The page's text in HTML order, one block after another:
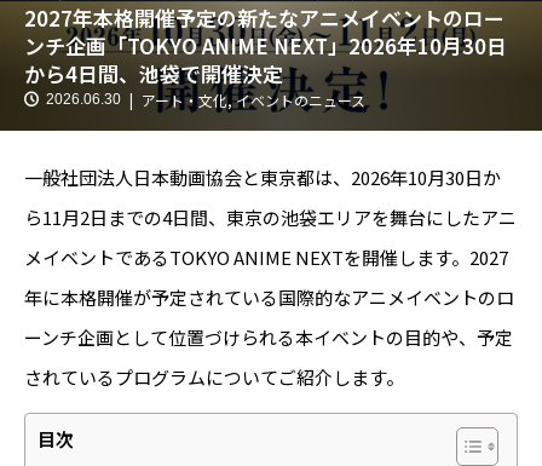
2027年本格開催予定の新たなアニメイベントのロー
ンチ企画「TOKYO ANIME NEXT」2026年10月30日
から4日間、池袋で開催決定
2026.06.30 アート・文化,イベントのニュース
一般社団法人日本動画協会と東京都は、2026年10月30日か
ら11月2日までの4日間、東京の池袋エリアを舞台にしたアニ
メイベントであるTOKYO ANIME NEXTを開催します。2027
年に本格開催が予定されている国際的なアニメイベントのロ
ーンチ企画として位置づけられる本イベントの目的や、予定
されているプログラムについてご紹介します。
目次